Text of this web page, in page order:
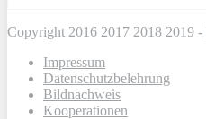
Copyright 2016 2017 2018 2019 -
Impressum
Datenschutzbelehrung
Bildnachweis
Kooperationen